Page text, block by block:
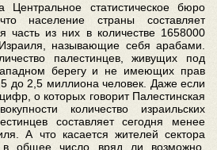
статистическое бюро
население страны составляет
часть из них в количестве 1658000
называющие себя арабами.
палестинцев, живущих под
берегу и не имеющих прав
до 2,5 миллиона человек. Даже если
о которых говорит Палестинская
количество израильских
составляет сегодня менее
А что касается жителей сектора
в общее число вряд ли возможно,